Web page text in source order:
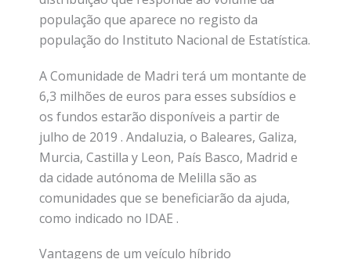
população que aparece no registo da
população do Instituto Nacional de Estatística.
A Comunidade de Madri terá um montante de
6,3 milhões de euros para esses subsídios e
os fundos estarão disponíveis a partir de
julho de 2019 . Andaluzia, o Baleares, Galiza,
Murcia, Castilla y Leon, País Basco, Madrid e
da cidade autónoma de Melilla são as
comunidades que se beneficiarão da ajuda,
como indicado no IDAE .
Vantagens de um veículo híbrido